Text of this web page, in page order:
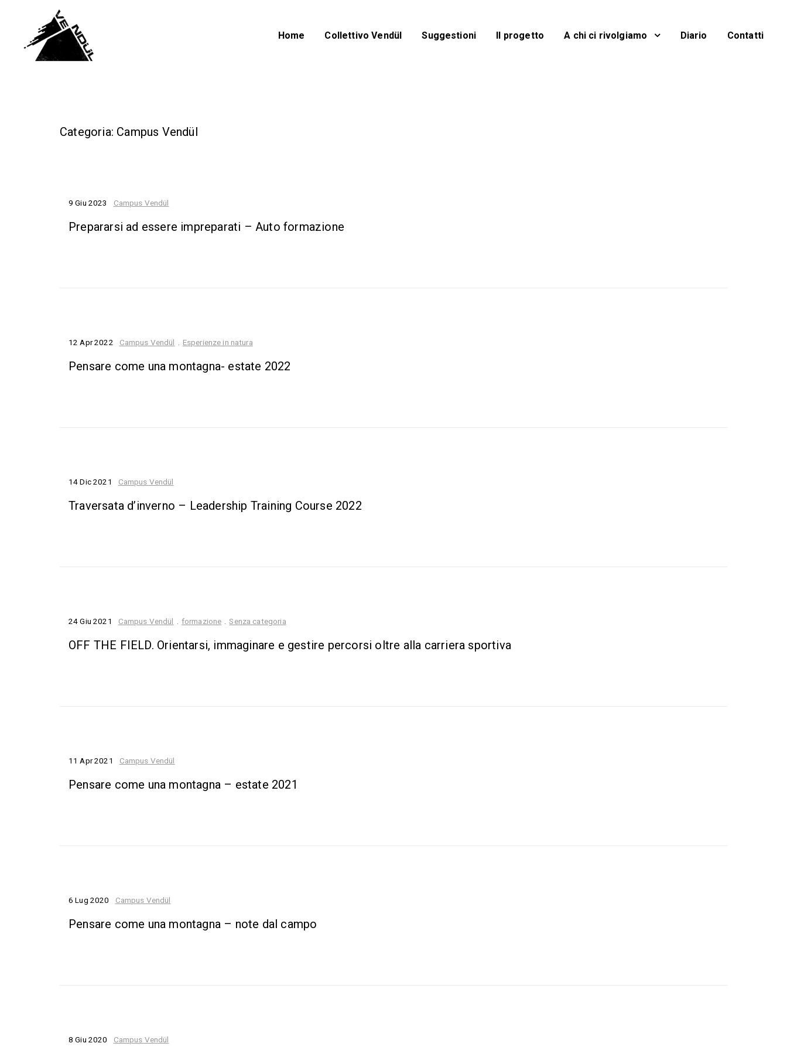
Home Collettivo VendüI Suggestioni Il progetto A chi ci rivolgiamo Diario Contatti
Categoria: Campus Vendül
9 Giu 2023 Campus Vendül
Prepararsi ad essere impreparati – Auto formazione
12 Apr 2022 Campus Vendül Esperienze in natura
Pensare come una montagna- estate 2022
14 Dic 2021 Campus Vendül
Traversata d’inverno – Leadership Training Course 2022
24 Giu 2021 Campus Vendül formazione Senza categoria
OFF THE FIELD. Orientarsi, immaginare e gestire percorsi oltre alla carriera sportiva
11 Apr 2021 Campus Vendül
Pensare come una montagna – estate 2021
6 Lug 2020 Campus Vendül
Pensare come una montagna – note dal campo
8 Giu 2020 Campus Vendül